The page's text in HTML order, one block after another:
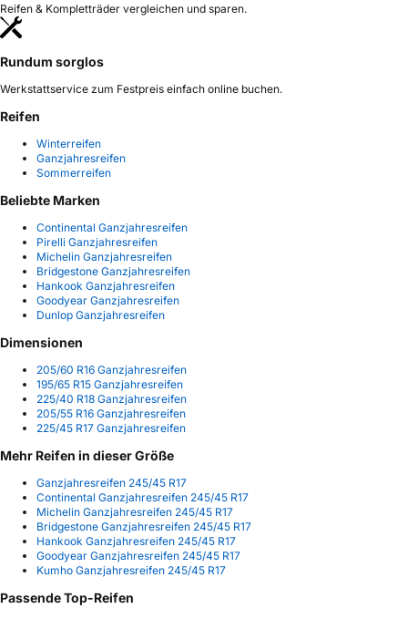
Reifen & Kompletträder vergleichen und sparen.
Rundum sorglos
Werkstattservice zum Festpreis einfach online buchen.
Reifen
Winterreifen
Ganzjahresreifen
Sommerreifen
Beliebte Marken
Continental Ganzjahresreifen
Pirelli Ganzjahresreifen
Michelin Ganzjahresreifen
Bridgestone Ganzjahresreifen
Hankook Ganzjahresreifen
Goodyear Ganzjahresreifen
Dunlop Ganzjahresreifen
Dimensionen
205/60 R16 Ganzjahresreifen
195/65 R15 Ganzjahresreifen
225/40 R18 Ganzjahresreifen
205/55 R16 Ganzjahresreifen
225/45 R17 Ganzjahresreifen
Mehr Reifen in dieser Größe
Ganzjahresreifen 245/45 R17
Continental Ganzjahresreifen 245/45 R17
Michelin Ganzjahresreifen 245/45 R17
Bridgestone Ganzjahresreifen 245/45 R17
Hankook Ganzjahresreifen 245/45 R17
Goodyear Ganzjahresreifen 245/45 R17
Kumho Ganzjahresreifen 245/45 R17
Passende Top-Reifen